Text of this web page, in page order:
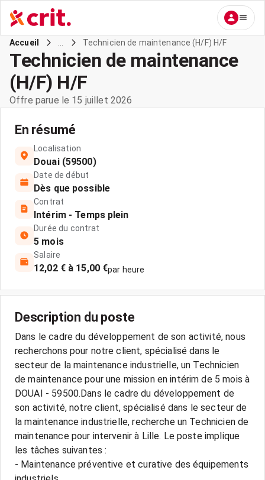
Accueil Technicien de maintenance (H/F) H/F
Technicien de maintenance
(H/F) H/F
Offre parue le 15 juillet 2026
En résumé
Localisation
Douai (59500)
Date de début
Dès que possible
Contrat
Intérim - Temps plein
Durée du contrat
5 mois
Salaire
12,02 € à 15,00 €par heure
Description du poste
Dans le cadre du développement de son activité, nous
recherchons pour notre client, spécialisé dans le
secteur de la maintenance industrielle, un Technicien
de maintenance pour une mission en intérim de 5 mois à
DOUAI - 59500.Dans le cadre du développement de
son activité, notre client, spécialisé dans le secteur de
la maintenance industrielle, recherche un Technicien de
maintenance pour intervenir à Lille. Le poste implique
les tâches suivantes :
- Maintenance préventive et curative des équipements